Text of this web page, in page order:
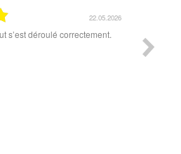
22.05.2026
s’est déroulé correctement.